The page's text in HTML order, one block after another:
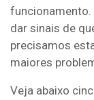
funcionamento.
dar sinais de
precisamos
maiores
Veja abaixo